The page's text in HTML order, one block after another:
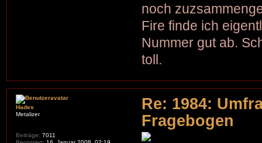
noch
Fire finde ich
Nummer gut ab.
toll.
Re: 1984:
Fragebogen
Hades
Metalizer
Beiträge: 7011